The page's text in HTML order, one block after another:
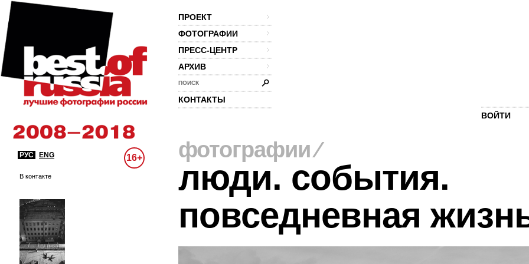
ПРОЕКТ
ФОТОГРАФИИ
ПРЕСС-ЦЕНТР
АРХИВ
ПОИСК
КОНТАКТЫ
ВОЙТИ
РУС ENG 16+
В контакте
фотографии⁄
люди. события.
повседневная